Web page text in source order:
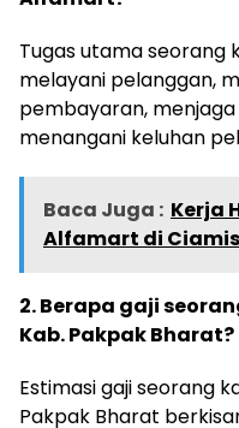
Tugas utama seorang
melayani pelanggan,
pembayaran,
menangani keluhan
Baca Juga : Kerja
Alfamart di
2. Berapa gaji
Kab. Pakpak Bharat?
Estimasi gaji seorang
Pakpak Bharat